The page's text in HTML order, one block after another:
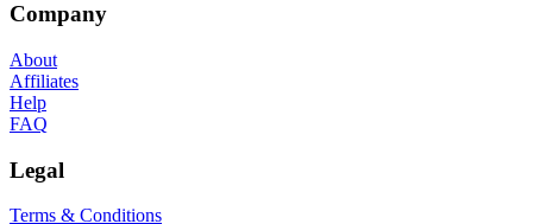
Company
About
Affiliates
Help
FAQ
Legal
Terms & Conditions